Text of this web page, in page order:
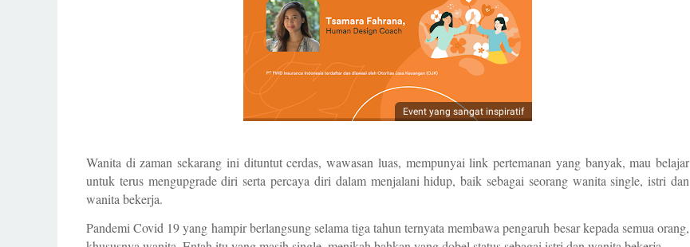
Event yang sangat inspiratif
Wanita di zaman sekarang ini dituntut cerdas, wawasan luas, mempunyai link pertemanan yang banyak, mau belajar
untuk terus mengupgrade diri serta percaya diri dalam menjalani hidup, baik sebagai seorang wanita single, istri dan
wanita bekerja.
Pandemi Covid 19 yang hampir berlangsung selama tiga tahun ternyata membawa pengaruh besar kepada semua orang,